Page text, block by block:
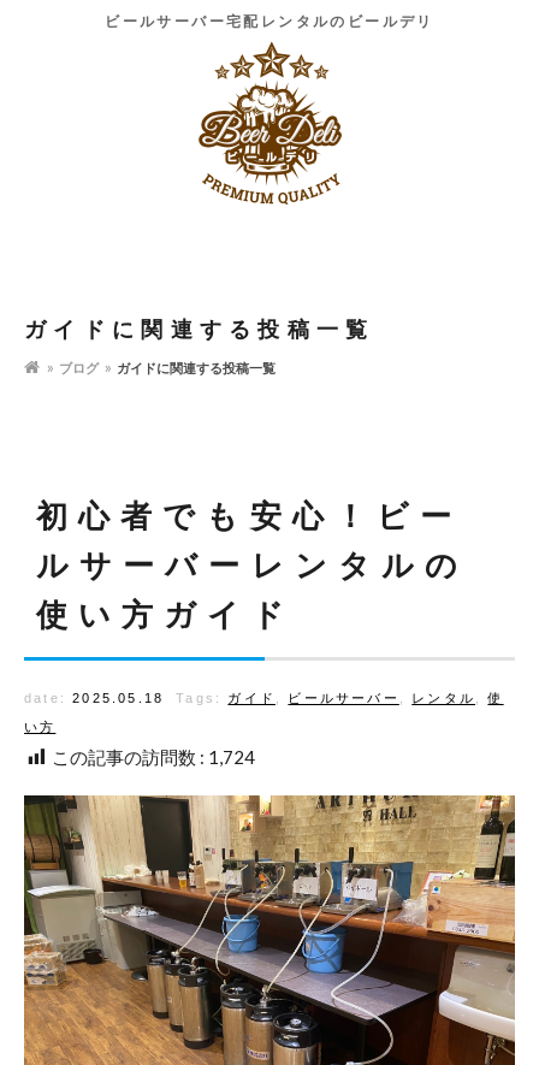
ビールサーバー宅配レンタルのビールデリ
ガイドに関連する投稿一覧
ブログ ガイドに関連する投稿一覧
初心者でも安心！ビー
ルサーバーレンタルの
使い方ガイド
date: 2025.05.18 Tags: ガイド ビールサーバー レンタル ,使
い方
この記事の訪問数 : 1,724